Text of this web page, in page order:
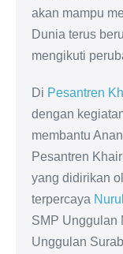
akan mampu
Dunia terus
mengikuti
Di Pesantren
dengan
membantu
Pesantren
yang didirikan
terpercaya
SMP Unggulan
Unggulan